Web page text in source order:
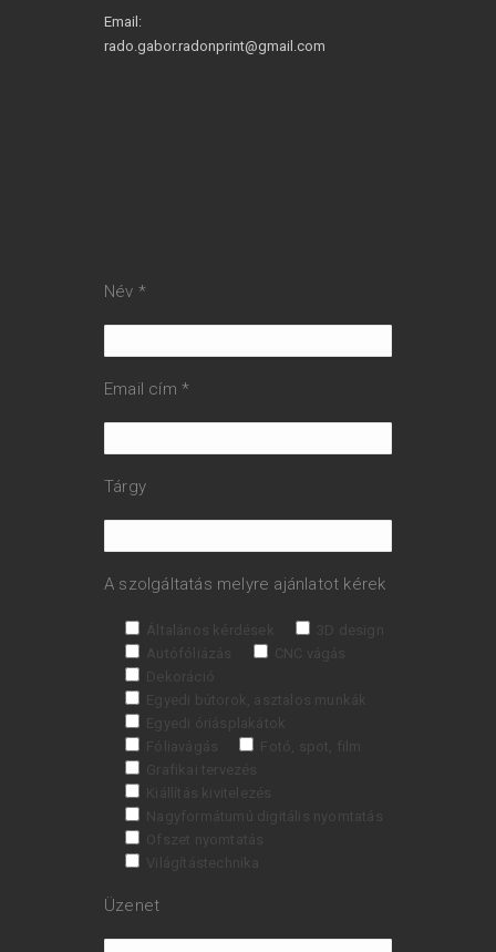
Email:
rado.gabor.radonprint@gmail.com
Név *
Email cím *
Tárgy
A szolgáltatás melyre ajánlatot kérek
Általános kérdések
Autófóliázás
Grafikai tervezés
Üzenet